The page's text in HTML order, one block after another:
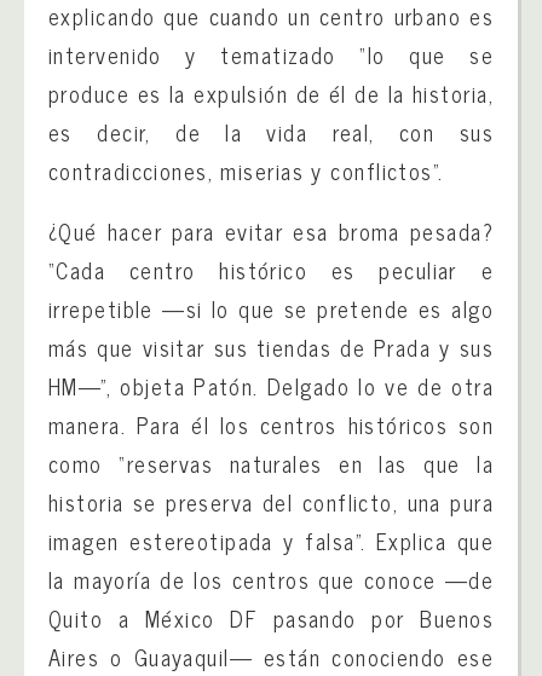
explicando que cuando un centro urbano es
intervenido y tematizado “lo que se
produce es la expulsión de él de la historia,
es decir, de la vida real, con sus
contradicciones, miserias y conflictos”.
¿Qué hacer para evitar esa broma pesada?
“Cada centro histórico es peculiar e
irrepetible —si lo que se pretende es algo
más que visitar sus tiendas de Prada y sus
HM—”, objeta Patón. Delgado lo ve de otra
manera. Para él los centros históricos son
como “reservas naturales en las que la
historia se preserva del conflicto, una pura
imagen estereotipada y falsa”. Explica que
la mayoría de los centros que conoce —de
Quito a México DF pasando por Buenos
Aires o Guayaquil— están conociendo ese